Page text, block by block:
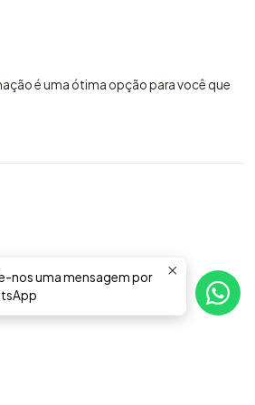
é uma ótima opção para você que
nos uma mensagem por